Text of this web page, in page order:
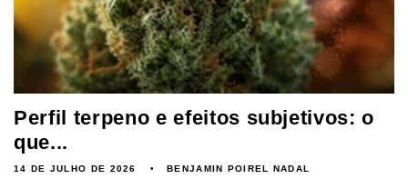
Perfil terpeno e efeitos subjetivos: o
que...
14 DE JULHO DE 2026 BENJAMIN POIREL NADAL